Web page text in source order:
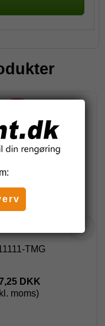
- Sani 100, 5 l
TMG
DKK
moms)